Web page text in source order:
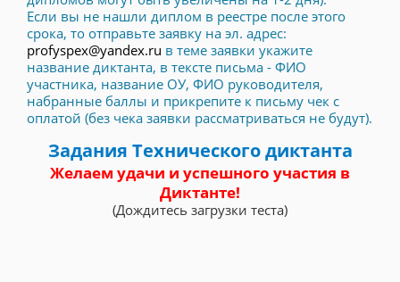
Если вы не нашли диплом в реестре после этого
срока, то отправьте заявку на эл. адрес:
profyspex@yandex.ru в теме заявки укажите
название диктанта, в тексте письма - ФИО
участника, название ОУ, ФИО руководителя,
набранные баллы и прикрепите к письму чек с
оплатой (без чека заявки рассматриваться не будут).
Задания Технического диктанта
Желаем удачи и успешного участия в
Диктанте!
(Дождитесь загрузки теста)